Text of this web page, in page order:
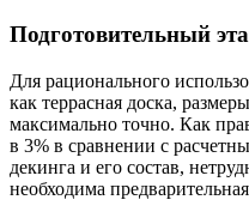
Подготовительный
Для рационального
как террасная доска,
максимально точно. Как
в 3% в сравнении с
декинга и его состав,
необходима